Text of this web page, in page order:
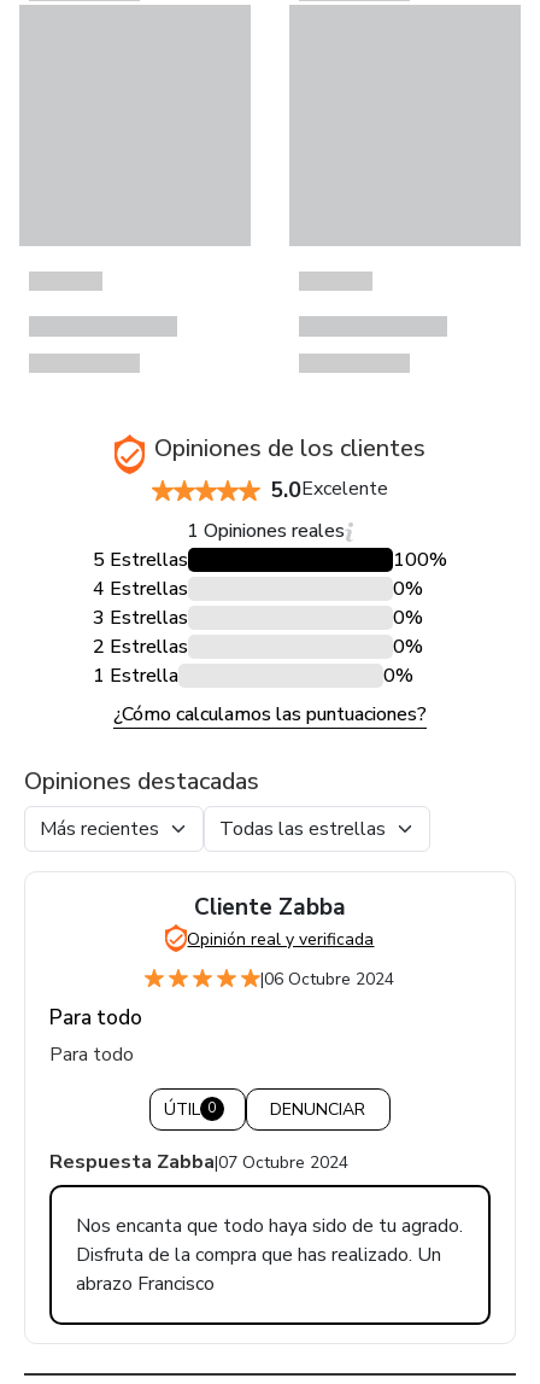
Opiniones de los clientes
5.0Excelente
1 Opiniones reales
5 Estrellas
100%
4 Estrellas
0%
3 Estrellas
0%
2 Estrellas
0%
1 Estrella
0%
¿Cómo calculamos las puntuaciones?
Opiniones destacadas
Cliente Zabba
Opinión real y verificada
|06 Octubre 2024
Para todo
Para todo
ÚTIL 0 DENUNCIAR
Respuesta Zabba|07 Octubre 2024
Nos encanta que todo haya sido de tu agrado.
Disfruta de la compra que has realizado. Un
abrazo Francisco